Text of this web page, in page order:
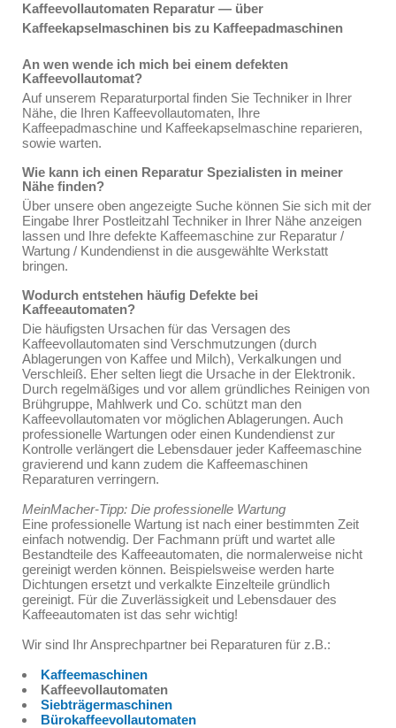
Kaffeevollautomaten Reparatur — über
Kaffeekapselmaschinen bis zu Kaffeepadmaschinen
An wen wende ich mich bei einem defekten
Kaffeevollautomat?
Auf unserem Reparaturportal finden Sie Techniker in Ihrer
Nähe, die Ihren Kaffeevollautomaten, Ihre
Kaffeepadmaschine und Kaffeekapselmaschine reparieren,
sowie warten.
Wie kann ich einen Reparatur Spezialisten in meiner
Nähe finden?
Über unsere oben angezeigte Suche können Sie sich mit der
Eingabe Ihrer Postleitzahl Techniker in Ihrer Nähe anzeigen
lassen und Ihre defekte Kaffeemaschine zur Reparatur /
Wartung / Kundendienst in die ausgewählte Werkstatt
bringen.
Wodurch entstehen häufig Defekte bei
Kaffeeautomaten?
Die häufigsten Ursachen für das Versagen des
Kaffeevollautomaten sind Verschmutzungen (durch
Ablagerungen von Kaffee und Milch), Verkalkungen und
Verschleiß. Eher selten liegt die Ursache in der Elektronik.
Durch regelmäßiges und vor allem gründliches Reinigen von
Brühgruppe, Mahlwerk und Co. schützt man den
Kaffeevollautomaten vor möglichen Ablagerungen. Auch
professionelle Wartungen oder einen Kundendienst zur
Kontrolle verlängert die Lebensdauer jeder Kaffeemaschine
gravierend und kann zudem die Kaffeemaschinen
Reparaturen verringern.
MeinMacher-Tipp: Die professionelle Wartung
Eine professionelle Wartung ist nach einer bestimmten Zeit
einfach notwendig. Der Fachmann prüft und wartet alle
Bestandteile des Kaffeeautomaten, die normalerweise nicht
gereinigt werden können. Beispielsweise werden harte
Dichtungen ersetzt und verkalkte Einzelteile gründlich
gereinigt. Für die Zuverlässigkeit und Lebensdauer des
Kaffeeautomaten ist das sehr wichtig!
Wir sind Ihr Ansprechpartner bei Reparaturen für z.B.:
Kaffeemaschinen
Kaffeevollautomaten
Siebträgermaschinen
Bürokaffeevollautomaten